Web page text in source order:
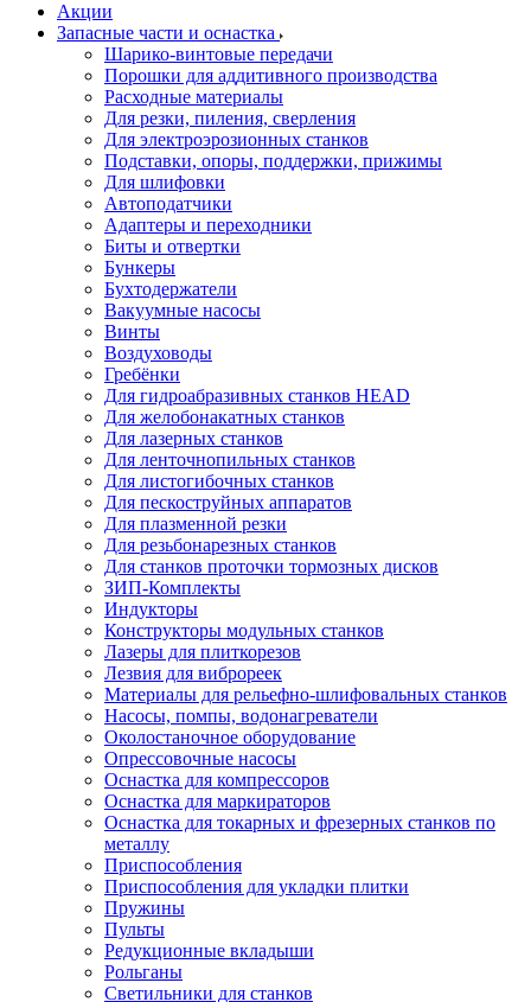
Акции
Запасные части и оснастка
Шарико-винтовые передачи
Порошки для аддитивного производства
Расходные материалы
Для резки, пиления, сверления
Для электроэрозионных станков
Подставки, опоры, поддержки, прижимы
Для шлифовки
Автоподатчики
Адаптеры и переходники
Биты и отвертки
Бункеры
Бухтодержатели
Вакуумные насосы
Винты
Воздуховоды
Гребёнки
Для гидроабразивных станков HEAD
Для желобонакатных станков
Для лазерных станков
Для ленточнопильных станков
Для листогибочных станков
Для пескоструйных аппаратов
Для плазменной резки
Для резьбонарезных станков
Для станков проточки тормозных дисков
ЗИП-Комплекты
Индукторы
Конструкторы модульных станков
Лазеры для плиткорезов
Лезвия для виброреек
Материалы для рельефно-шлифовальных станков
Насосы, помпы, водонагреватели
Околостаночное оборудование
Опрессовочные насосы
Оснастка для компрессоров
Оснастка для маркираторов
Оснастка для токарных и фрезерных станков по
металлу
Приспособления
Приспособления для укладки плитки
Пружины
Пульты
Редукционные вкладыши
Рольганы
Светильники для станков